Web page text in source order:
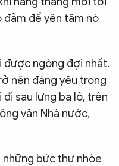
đảm để yên tâm nó
ngóng đợi nhất.
nên đáng yêu trong
đi sau lưng ba lô, trên
văn Nhà nước,
bức thư nhòe